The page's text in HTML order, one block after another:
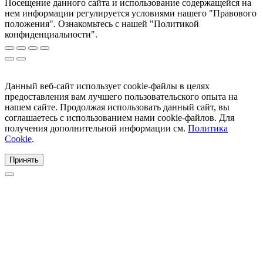
Посещение данного сайта и использование содержащейся на
нем информации регулируется условиями нашего "Правового
положения". Ознакомьтесь с нашей "Политикой
конфиденциальности".
Данный веб-сайт использует cookie-файлы в целях
предоставления вам лучшего пользовательского опыта на
нашем сайте. Продолжая использовать данный сайт, вы
соглашаетесь с использованием нами cookie-файлов. Для
получения дополнительной информации см. Политика
Cookie.
Принять